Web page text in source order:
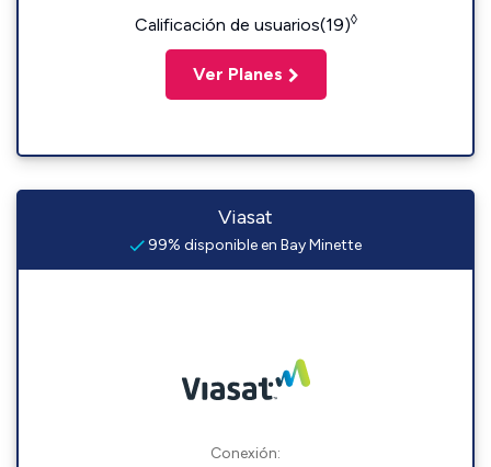
Calificación de usuarios(19)◊
Ver Planes
Viasat
99% disponible en Bay Minette
Conexión: